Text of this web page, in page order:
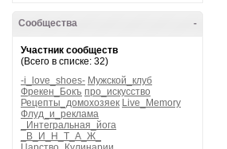
-
Сообщества
Участник сообществ
(Всего в списке: 32)
-i_love_shoes- Мужской_клуб
Фрекен_Бокъ про_искусство
Рецепты_домохозяек Live_Memory
Флуд_и_реклама
_Интегральная_йога
_В_И_Н_Т_А_Ж_